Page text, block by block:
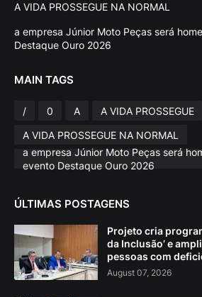
A VIDA PROSSEGUE NA NORMAL
a empresa Júnior Moto Peças será
Destaque Ouro 2026
MAIN TAGS
/ 0 A
A VIDA PROSSEGUE
A VIDA PROSSEGUE NA NORMAL
a empresa Júnior Moto Peças será
evento Destaque Ouro 2026
ÚLTIMAS POSTAGENS
Projeto cria
da Inclusão’ e
pessoas com
August 07, 2026